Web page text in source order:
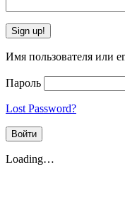
Имя пользователя или
Пароль
Lost Password?
Loading…